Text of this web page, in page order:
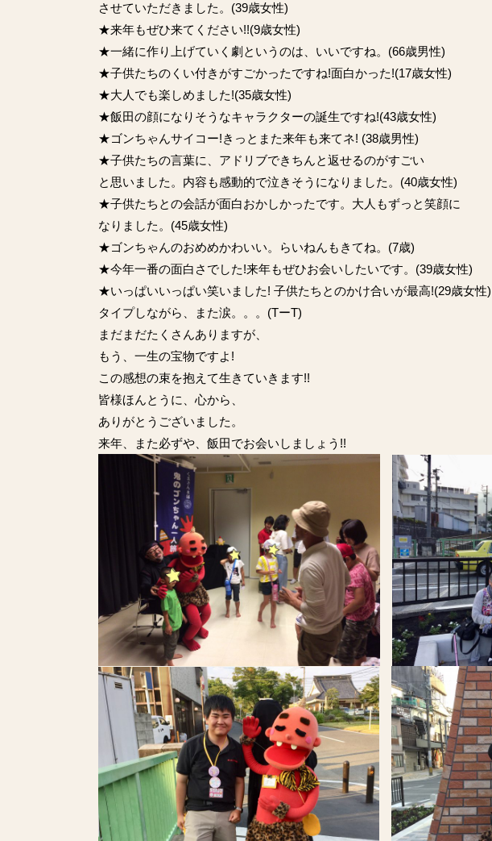
させていただきました。(39歳女性)
★来年もぜひ来てください!!(9歳女性)
★一緒に作り上げていく劇というのは、いいですね。(66歳男性)
★子供たちのくい付きがすごかったですね!面白かった!(17歳女性)
★大人でも楽しめました!(35歳女性)
★飯田の顔になりそうなキャラクターの誕生ですね!(43歳女性)
★ゴンちゃんサイコー!きっとまた来年も来てネ! (38歳男性)
★子供たちの言葉に、アドリブできちんと返せるのがすごい
と思いました。内容も感動的で泣きそうになりました。(40歳女性)
★子供たちとの会話が面白おかしかったです。大人もずっと笑顔に
なりました。(45歳女性)
★ゴンちゃんのおめめかわいい。らいねんもきてね。(7歳)
★今年一番の面白さでした!来年もぜひお会いしたいです。(39歳女性)
★いっぱいいっぱい笑いました! 子供たちとのかけ合いが最高!(29歳女性)
タイプしながら、また涙。。。(TーT)
まだまだたくさんありますが、
もう、一生の宝物ですよ!
この感想の束を抱えて生きていきます!!
皆様ほんとうに、心から、
ありがとうございました。
来年、また必ずや、飯田でお会いしましょう!!